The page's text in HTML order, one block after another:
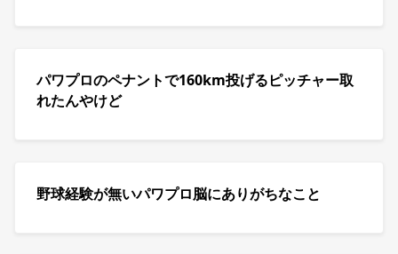
パワプロのペナントで160km投げるピッチャー取
れたんやけど
野球経験が無いパワプロ脳にありがちなこと